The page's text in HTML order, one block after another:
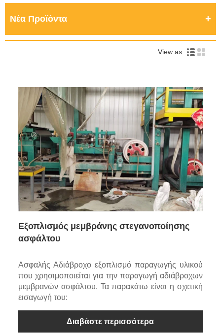
Νέα Προϊόντα
View as
Εξοπλισμός μεμβράνης στεγανοποίησης
ασφάλτου
Ασφαλής Αδιάβροχο εξοπλισμό παραγωγής υλικού
που χρησιμοποιείται για την παραγωγή αδιάβροχων
μεμβρανών ασφάλτου. Τα παρακάτω είναι η σχετική
εισαγωγή του:
Διαβάστε περισσότερα